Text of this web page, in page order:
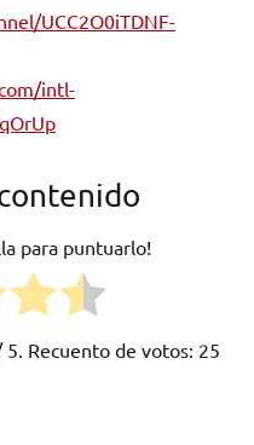
UCC2O0iTDNF-
intl-
para puntuarlo!
Recuento de votos: 25